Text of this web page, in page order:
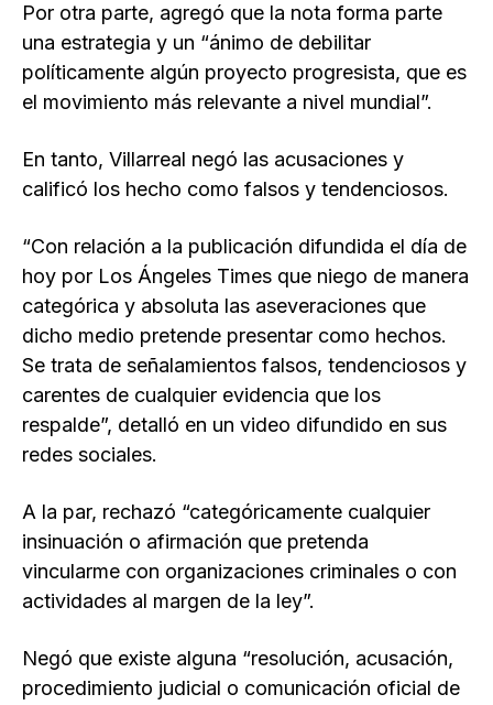
Por otra parte, agregó que la nota forma parte
una estrategia y un “ánimo de debilitar
políticamente algún proyecto progresista, que es
el movimiento más relevante a nivel mundial”.
En tanto, Villarreal negó las acusaciones y
calificó los hecho como falsos y tendenciosos.
“Con relación a la publicación difundida el día de
hoy por Los Ángeles Times que niego de manera
categórica y absoluta las aseveraciones que
dicho medio pretende presentar como hechos.
Se trata de señalamientos falsos, tendenciosos y
carentes de cualquier evidencia que los
respalde”, detalló en un video difundido en sus
redes sociales.
A la par, rechazó “categóricamente cualquier
insinuación o afirmación que pretenda
vincularme con organizaciones criminales o con
actividades al margen de la ley”.
Negó que existe alguna “resolución, acusación,
procedimiento judicial o comunicación oficial de